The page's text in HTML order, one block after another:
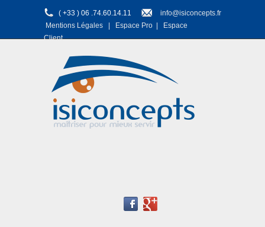
( +33 ) 06 .74.60.14.11
info@isiconcepts.fr
Mentions Légales
Espace Pro
Espace
Client